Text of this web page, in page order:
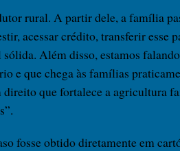
rural. A partir dele, a família
acessar crédito, transferir esse
Além disso, estamos
e que chega às famílias
direito que fortalece a agricultura
fosse obtido diretamente em